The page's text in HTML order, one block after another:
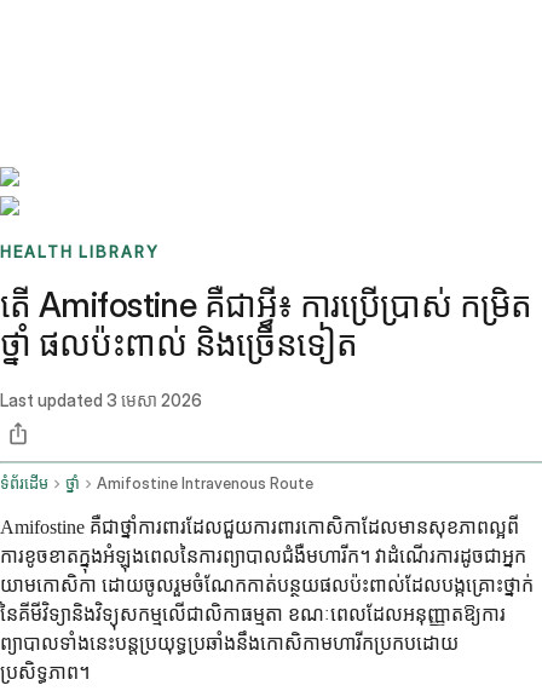
HEALTH LIBRARY
តើ Amifostine គឺជាអ្វី៖ ការប្រើប្រាស់ កម្រិត
ថ្នាំ ផលប៉ះពាល់ និងច្រើនទៀត
Last updated 3 មេសា 2026
ទំព័រដើម ថ្នាំ Amifostine Intravenous Route
Amifostine គឺជាថ្នាំការពារដែលជួយការពារកោសិកាដែលមានសុខភាពល្អពី
ការខូចខាតក្នុងអំឡុងពេលនៃការព្យាបាលជំងឺមហារីក។ វាដំណើរការដូចជាអ្នក
យាមកោសិកា ដោយចូលរួមចំណែកកាត់បន្ថយផលប៉ះពាល់ដែលបង្កគ្រោះថ្នាក់
នៃគីមីវិទ្យានិងវិទ្យុសកម្មលើជាលិកាធម្មតា ខណៈពេលដែលអនុញ្ញាតឱ្យការ
ព្យាបាលទាំងនេះបន្តប្រយុទ្ធប្រឆាំងនឹងកោសិកាមហារីកប្រកបដោយ
ប្រសិទ្ធភាព។